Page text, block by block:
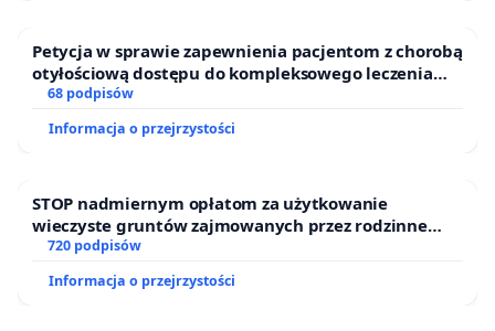
Petycja w sprawie zapewnienia pacjentom z chorobą
otyłościową dostępu do kompleksowego leczenia
oraz programów profilaktycznych.
68 podpisów
Informacja o przejrzystości
STOP nadmiernym opłatom za użytkowanie
wieczyste gruntów zajmowanych przez rodzinne
ogrody działkowe.
720 podpisów
Informacja o przejrzystości